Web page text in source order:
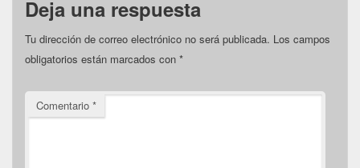
Deja una respuesta
Tu dirección de correo electrónico no será publicada. Los campos
obligatorios están marcados con *
Comentario *